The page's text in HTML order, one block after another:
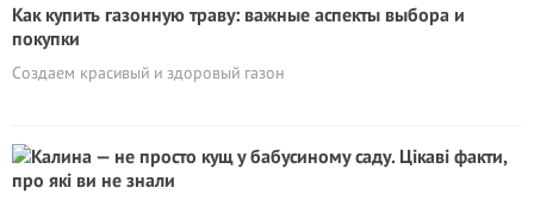
Как купить газонную траву: важные аспекты выбора и
покупки
Создаем красивый и здоровый газон